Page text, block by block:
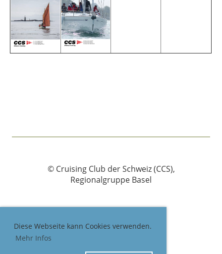
Diese Webseite kann Cookies verwenden.
Mehr Infos
© Cruising Club der Schweiz (CCS),
Regionalgruppe Basel
Impressum